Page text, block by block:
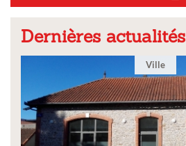
Dernières actualités
Ville